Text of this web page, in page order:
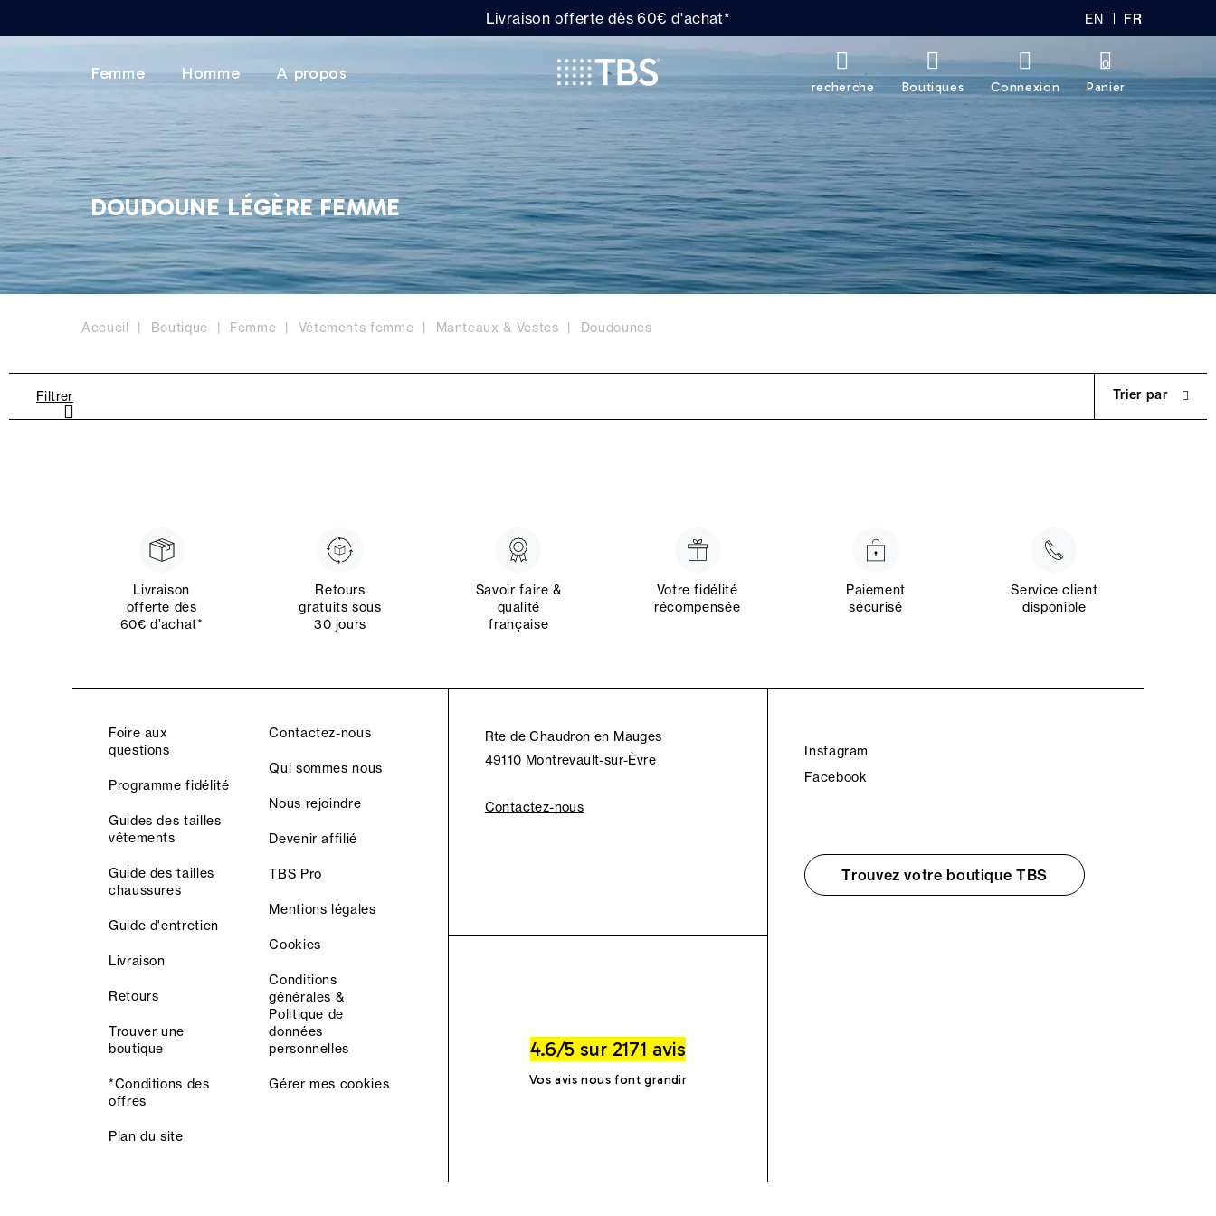
Livraison offerte dès 60€ d'achat* EN FR
S
Femme Homme A propos
recherche Boutiques Connexion Panier
0
DOUDOUNE LÉGÈRE FEMME
Accueil Boutique Femme Vêtements femme Manteaux & Vestes Doudounes
Filtrer Trier par
Livraison
offerte dès
60€ d’achat*
Retours
gratuits sous
30 jours
Savoir faire &
qualité
française
Votre fidélité
récompensée
Paiement
sécurisé
Service client
disponible
Foire aux
questions
Programme fidélité
Guides des tailles
vêtements
Guide des tailles
chaussures
Guide d'entretien
Livraison
Retours
Trouver une
boutique
*Conditions des
offres
Plan du site
Contactez-nous
Qui sommes nous
Nous rejoindre
Devenir affilié
TBS Pro
Mentions légales
Cookies
Conditions
générales &
Politique de
données
personnelles
Gérer mes cookies
Rte de Chaudron en Mauges
49110 Montrevault-sur-Èvre
Contactez-nous
4.6/5 sur 2171 avis
Vos avis nous font grandir
Instagram
Facebook
Trouvez votre boutique TBS